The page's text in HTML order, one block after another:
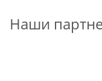
В зависимости от
выпускаться как по
соответствуют
Наши